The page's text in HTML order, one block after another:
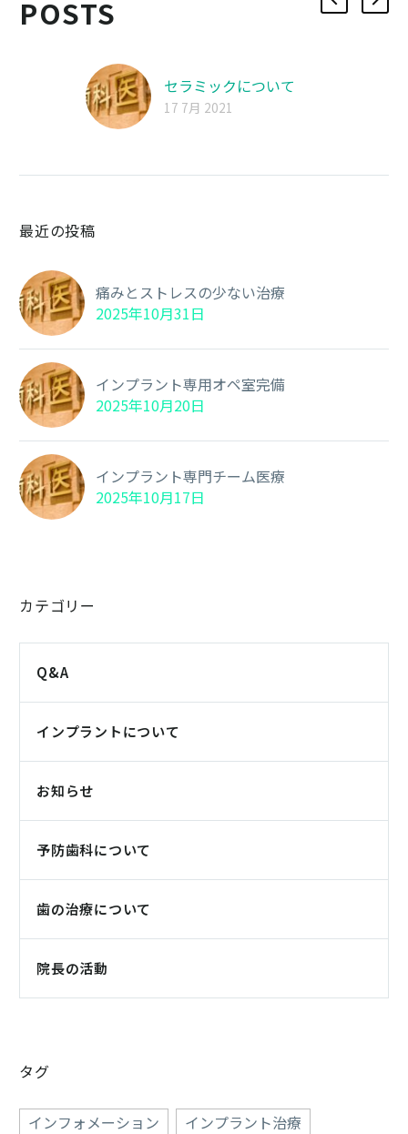
POSTS
セラミックについて
17 7月 2021
最近の投稿
痛みとストレスの少ない治療
2025年10月31日
インプラント専用オペ室完備
2025年10月20日
インプラント専門チーム医療
2025年10月17日
カテゴリー
Q&A
インプラントについて
お知らせ
予防歯科について
歯の治療について
院長の活動
タグ
インフォメーション
インプラント治療